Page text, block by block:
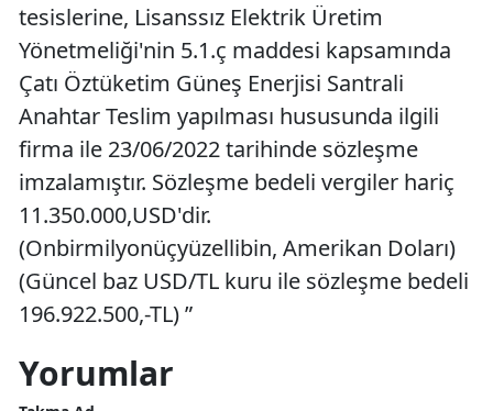
tesislerine, Lisanssız Elektrik Üretim
Yönetmeliği'nin 5.1.ç maddesi kapsamında
Çatı Öztüketim Güneş Enerjisi Santrali
Anahtar Teslim yapılması hususunda ilgili
firma ile 23/06/2022 tarihinde sözleşme
imzalamıştır. Sözleşme bedeli vergiler hariç
11.350.000,USD'dir.
(Onbirmilyonüçyüzellibin, Amerikan Doları)
(Güncel baz USD/TL kuru ile sözleşme bedeli
196.922.500,-TL) ”
Yorumlar